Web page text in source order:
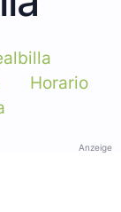
Horario
Anzeige